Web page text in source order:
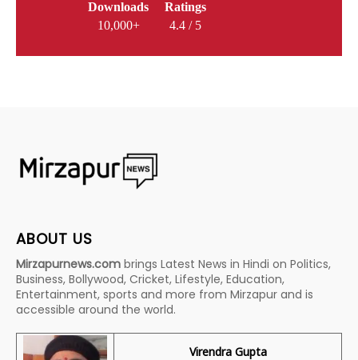
Downloads
10,000+
Ratings
4.4 / 5
ABOUT US
Mirzapurnews.com brings Latest News in Hindi on Politics,
Business, Bollywood, Cricket, Lifestyle, Education,
Entertainment, sports and more from Mirzapur and is
accessible around the world.
Virendra Gupta